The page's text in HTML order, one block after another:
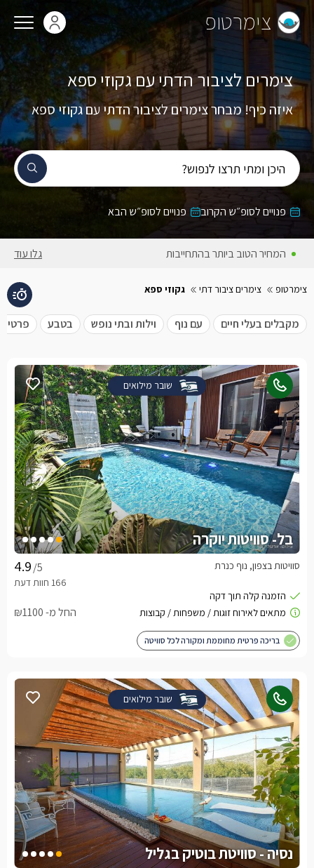
צימרטופ
היכן ומתי תרצו לנפוש?
צימרים לציבור הדתי עם גקוזי ספא
איזה כיף! מבחר צימרים לציבור הדתי עם גקוזי ספא
פנויים לסופ״ש הקרוב פנויים לסופ״ש הבא
המחירים באתר כוללים מע״מ גלו עוד
צימרטופ צימרים ציבור דתי גקוזי ספא
מקבלים בעלי חיים עם נוף וילות ובתי נופש בטבע
שובר מילואים
בל- סוויטות יוקרה
/5 סוויטות בצפון, נוף כנרת
החל מ- ₪1100
בריכה פרטית מחוממת ומקורה לכל סוויטה
שובר מילואים
נסיה - סוויטת בוטיק בגליל